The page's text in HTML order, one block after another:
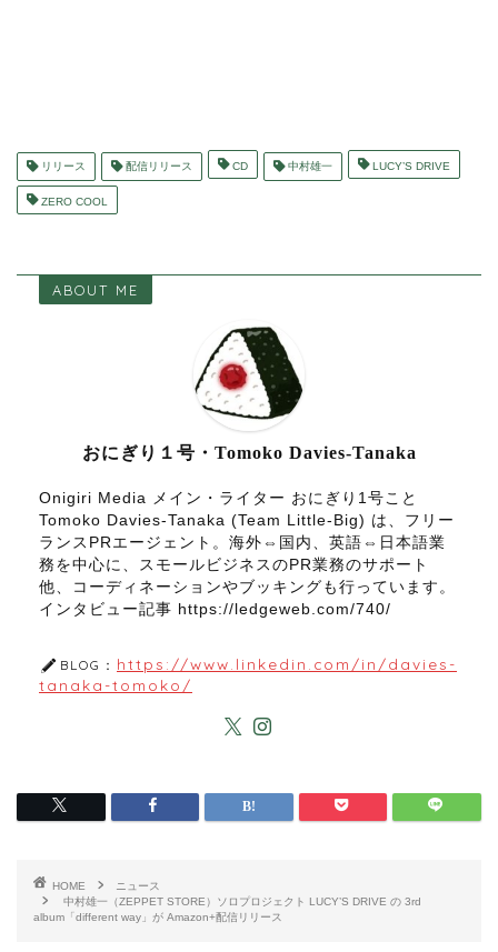
リリース 配信リリース CD 中村雄一 LUCY’S DRIVE
ZERO COOL
ABOUT ME
おにぎり１号・Tomoko Davies-Tanaka
Onigiri Media メイン・ライター おにぎり1号こと
Tomoko Davies-Tanaka (Team Little-Big) は、フリー
ランスPRエージェント。海外⇔国内、英語⇔日本語業
務を中心に、スモールビジネスのPR業務のサポート
他、コーディネーションやブッキングも行っています。
インタビュー記事 https://ledgeweb.com/740/
BLOG： https://www.linkedin.com/in/davies-
tanaka-tomoko/
HOME
ニュース
中村雄一（ZEPPET STORE）ソロプロジェクト LUCY’S DRIVE の 3rd
album「different way」が Amazon+配信リリース